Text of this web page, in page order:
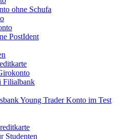
ohne Schufa
PostIdent
Filialbank
Young Trader Konto im Test
Studenten